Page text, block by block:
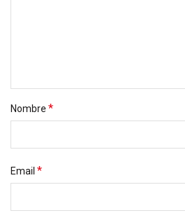
Nombre *
Email *